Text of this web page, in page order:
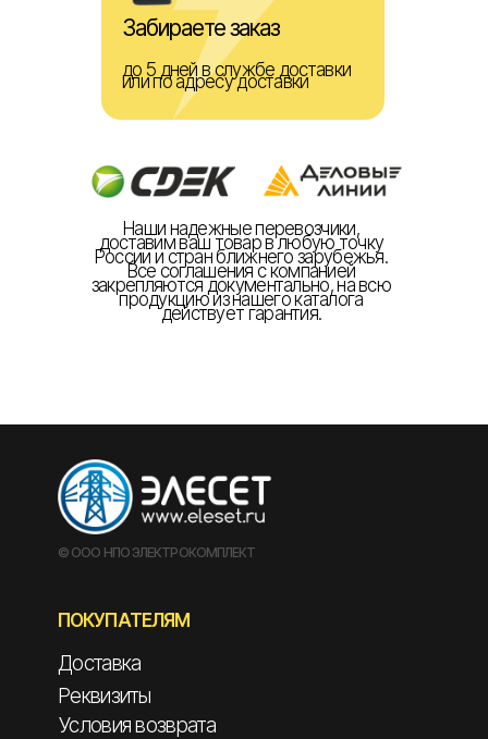
Наши надежные перевозчики,
доставим ваш товар в любую точку
России и стран ближнего зарубежья.
Все соглашения с компанией
закрепляются документально, на всю
продукцию из нашего каталога
действует гарантия.
до 5 дней в службе доставки
или по адресу доставки
Забираете заказ
© ООО НПО ЭЛЕКТРОКОМПЛЕКТ
ПОКУПАТЕЛЯМ
Доставка
Реквизиты
Условия возврата